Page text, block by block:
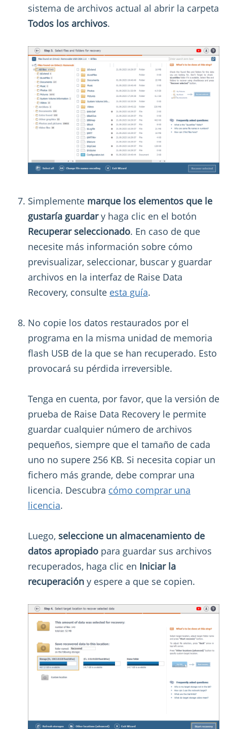
sistema de archivos actual al abrir la carpeta
Todos los archivos.
Simplemente marque los elementos que le
gustaría guardary haga clic en el botón
Recuperar seleccionado. En caso de que
necesite más información sobre cómo
previsualizar, seleccionar, buscar y guardar
archivos en la interfaz de Raise Data
Recovery, consulte esta guía.
No copie los datos restaurados por el
programa en la misma unidad de memoria
flash USB de la que se han recuperado. Esto
provocará su pérdida irreversible.
Tenga en cuenta, por favor, que la versión de
prueba de Raise Data Recovery le permite
guardar cualquier número de archivos
pequeños, siempre que el tamaño de cada
uno no supere 256 KB. Si necesita copiar un
fichero más grande, debe comprar una
licencia. Descubra cómo comprar una
licencia.
Luego, seleccione un almacenamiento de
datos apropiado para guardar sus archivos
recuperados, haga clic en Iniciar la
recuperación y espere a que se copien.